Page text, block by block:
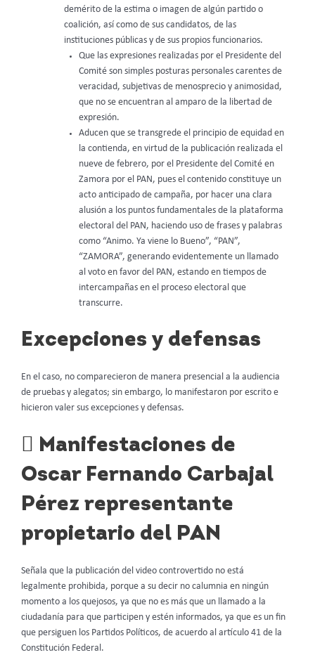
demérito de la estima o imagen de algún partido o
coalición, así como de sus candidatos, de las
instituciones públicas y de sus propios funcionarios.
Que las expresiones realizadas por el Presidente del
Comité son simples posturas personales carentes de
veracidad, subjetivas de menosprecio y animosidad,
que no se encuentran al amparo de la libertad de
expresión.
Aducen que se transgrede el principio de equidad en
la contienda, en virtud de la publicación realizada el
nueve de febrero, por el Presidente del Comité en
Zamora por el PAN, pues el contenido constituye un
acto anticipado de campaña, por hacer una clara
alusión a los puntos fundamentales de la plataforma
electoral del PAN, haciendo uso de frases y palabras
como “Animo. Ya viene lo Bueno”, “PAN”,
“ZAMORA”, generando evidentemente un llamado
al voto en favor del PAN, estando en tiempos de
intercampañas en el proceso electoral que
transcurre.
Excepciones y defensas
En el caso, no comparecieron de manera presencial a la audiencia
de pruebas y alegatos; sin embargo, lo manifestaron por escrito e
hicieron valer sus excepciones y defensas.
 Manifestaciones de
Oscar Fernando Carbajal
Pérez representante
propietario del PAN
Señala que la publicación del video controvertido no está
legalmente prohibida, porque a su decir no calumnia en ningún
momento a los quejosos, ya que no es más que un llamado a la
ciudadanía para que participen y estén informados, ya que es un fin
que persiguen los Partidos Políticos, de acuerdo al artículo 41 de la
Constitución Federal.